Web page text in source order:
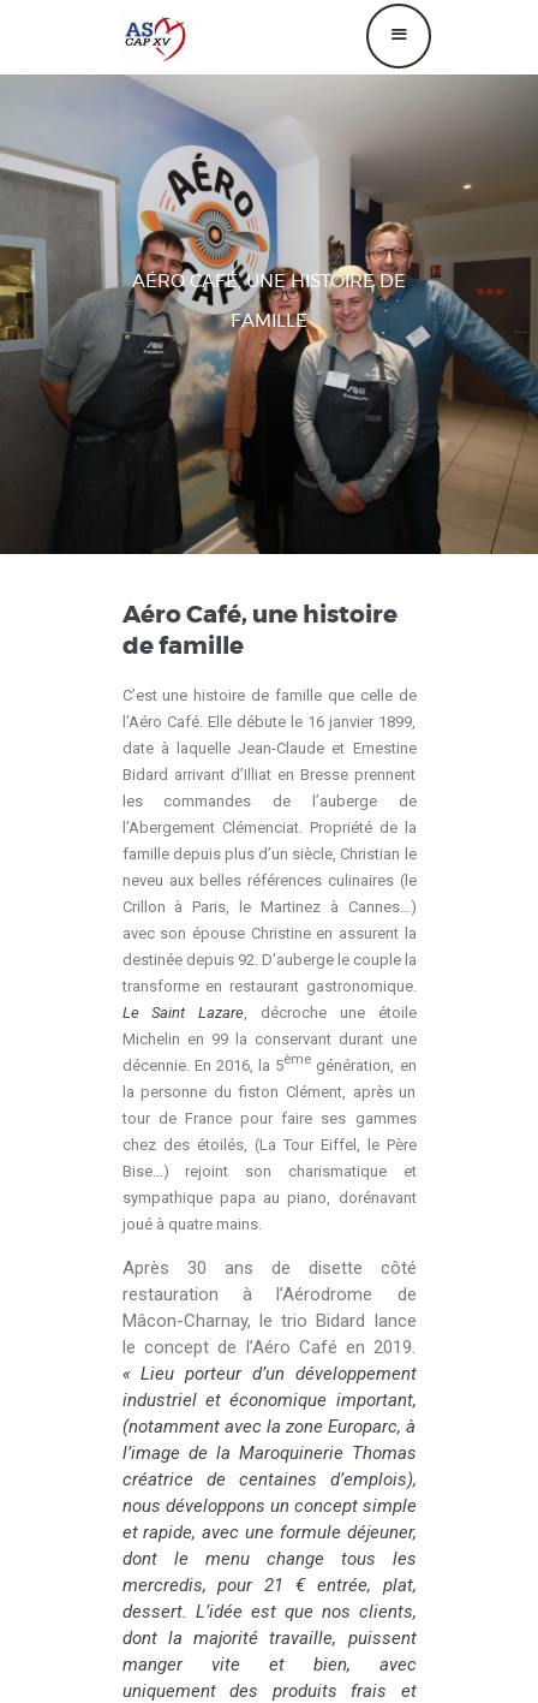
AÉRO CAFÉ, UNE HISTOIRE DE
FAMILLE
ANNUAIRE
CAPXV
ASM
OFFRES PARTENAIRES
FESTIVAL AUTO
Aéro Café, une histoire
de famille
C’est une histoire de famille que celle de
l’Aéro Café. Elle débute le 16 janvier 1899,
date à laquelle Jean-Claude et Ernestine
Bidard arrivant d’Illiat en Bresse prennent
les commandes de l’auberge de
l’Abergement Clémenciat. Propriété de la
famille depuis plus d’un siècle, Christian le
neveu aux belles références culinaires (le
Crillon à Paris, le Martinez à Cannes…)
avec son épouse Christine en assurent la
destinée depuis 92. D’auberge le couple la
transforme en restaurant gastronomique.
Le Saint Lazare , décroche une étoile
Michelin en 99 la conservant durant une
décennie. En 2016, la 5ème génération, en
la personne du fiston Clément, après un
tour de France pour faire ses gammes
chez des étoilés, (La Tour Eiffel, le Père
Bise…) rejoint son charismatique et
sympathique papa au piano, dorénavant
joué à quatre mains.
Après 30 ans de disette côté
restauration à l’Aérodrome de
Mâcon-Charnay, le trio Bidard lance
le concept de l’Aéro Café en 2019.
« Lieu porteur d’un développement
industriel et économique important,
(notamment avec la zone Europarc, à
l’image de la Maroquinerie Thomas
créatrice de centaines d’emplois),
nous développons un concept simple
et rapide, avec une formule déjeuner,
dont le menu change tous les
mercredis, pour 21 € entrée, plat,
dessert. L’idée est que nos clients,
dont la majorité travaille, puissent
manger vite et bien, avec
uniquement des produits frais et